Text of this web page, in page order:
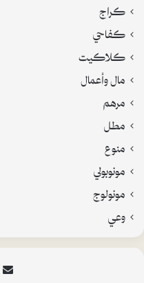
كراج
كفاحي
كلاكيت
مال وأعمال
مرهم
مطل
منوع
مونوبولي
مونولوج
وعي